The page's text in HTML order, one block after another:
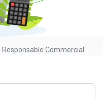
Responsable Commercial